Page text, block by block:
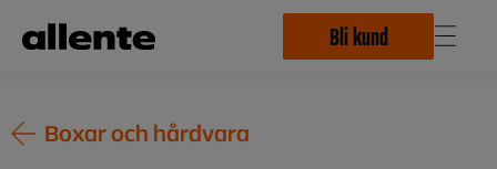
Bli kund
Boxar och hårdvara